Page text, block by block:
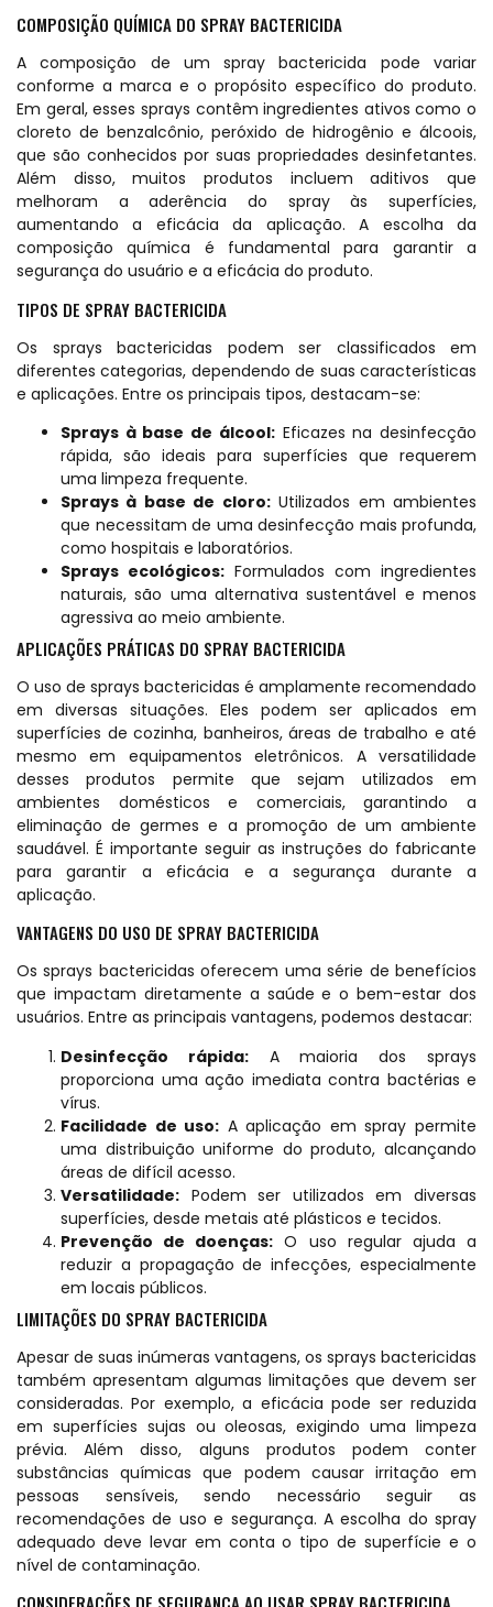
COMPOSIÇÃO QUÍMICA DO SPRAY BACTERICIDA
A composição de um spray bactericida pode variar
conforme a marca e o propósito específico do produto.
Em geral, esses sprays contêm ingredientes ativos como o
cloreto de benzalcônio, peróxido de hidrogênio e álcoois,
que são conhecidos por suas propriedades desinfetantes.
Além disso, muitos produtos incluem aditivos que
melhoram a aderência do spray às superfícies,
aumentando a eficácia da aplicação. A escolha da
composição química é fundamental para garantir a
segurança do usuário e a eficácia do produto.
TIPOS DE SPRAY BACTERICIDA
Os sprays bactericidas podem ser classificados em
diferentes categorias, dependendo de suas características
e aplicações. Entre os principais tipos, destacam-se:
Sprays à base de álcool:Eficazes na desinfecção
rápida, são ideais para superfícies que requerem
uma limpeza frequente.
Sprays à base de cloro:Utilizados em ambientes
que necessitam de uma desinfecção mais profunda,
como hospitais e laboratórios.
Sprays ecológicos: Formulados com ingredientes
naturais, são uma alternativa sustentável e menos
agressiva ao meio ambiente.
APLICAÇÕES PRÁTICAS DO SPRAY BACTERICIDA
O uso de sprays bactericidas é amplamente recomendado
em diversas situações. Eles podem ser aplicados em
superfícies de cozinha, banheiros, áreas de trabalho e até
mesmo em equipamentos eletrônicos. A versatilidade
desses produtos permite que sejam utilizados em
ambientes domésticos e comerciais, garantindo a
eliminação de germes e a promoção de um ambiente
saudável. É importante seguir as instruções do fabricante
para garantir a eficácia e a segurança durante a
aplicação.
VANTAGENS DO USO DE SPRAY BACTERICIDA
Os sprays bactericidas oferecem uma série de benefícios
que impactam diretamente a saúde e o bem-estar dos
usuários. Entre as principais vantagens, podemos destacar:
Desinfecção rápida:A maioria dos sprays
proporciona uma ação imediata contra bactérias e
vírus.
Facilidade de uso: A aplicação em spray permite
uma distribuição uniforme do produto, alcançando
áreas de difícil acesso.
Versatilidade: Podem ser utilizados em diversas
superfícies, desde metais até plásticos e tecidos.
Prevenção de doenças: O uso regular ajuda a
reduzir a propagação de infecções, especialmente
em locais públicos.
LIMITAÇÕES DO SPRAY BACTERICIDA
Apesar de suas inúmeras vantagens, os sprays bactericidas
também apresentam algumas limitações que devem ser
consideradas. Por exemplo, a eficácia pode ser reduzida
em superfícies sujas ou oleosas, exigindo uma limpeza
prévia. Além disso, alguns produtos podem conter
substâncias químicas que podem causar irritação em
pessoas sensíveis, sendo necessário seguir as
recomendações de uso e segurança. A escolha do spray
adequado deve levar em conta o tipo de superfície e o
nível de contaminação.